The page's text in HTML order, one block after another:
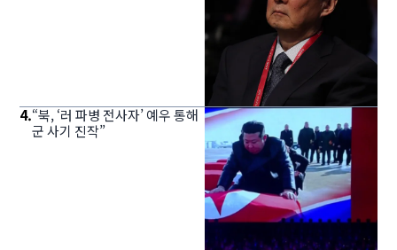
4.“북, ‘러 파병 전사자’ 예우 통해
군 사기 진작”